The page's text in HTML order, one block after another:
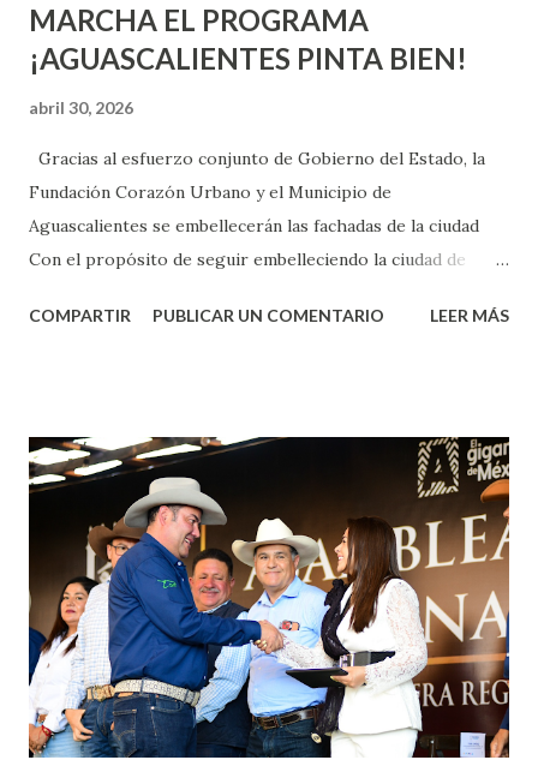
MARCHA EL PROGRAMA
¡AGUASCALIENTES PINTA BIEN!
abril 30, 2026
Gracias al esfuerzo conjunto de Gobierno del Estado, la
Fundación Corazón Urbano y el Municipio de
Aguascalientes se embellecerán las fachadas de la ciudad
Con el propósito de seguir embelleciendo la ciudad de
municipal, Leo Montañez dio inicio al programa
Corazón Urbano y el Municipio capital. Leo Montañez
informó que en este programa se usarán cerca de 90 mil
metros cuadrados de pintura, para dar inicio en la calle
Nieto, entre Jesús F. Elizondo y la calle 22 de Octubre, con
lo que se aplicará pintura en 66 casas. Posteriormente se
llevará este programa a Villas de Nuestra Señora de la
Asunción, Avenida Alameda y Decreto 27 de Septiembre, en
los edificios FOVISSSTE Ojo de Agua, en la comunidad
Norias de Paso Hondo y en los edificios de...
COMPARTIR PUBLICAR UN COMENTARIO LEER MÁS